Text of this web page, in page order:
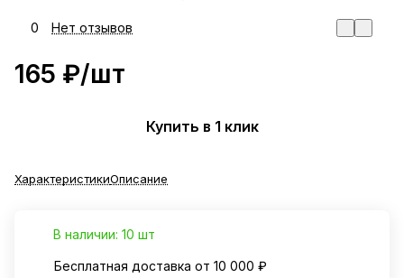
0 Нет отзывов
165 ₽/шт
Купить в 1 клик
ХарактеристикиОписание
В наличии: 10 шт
Бесплатная доставка от 10 000 ₽